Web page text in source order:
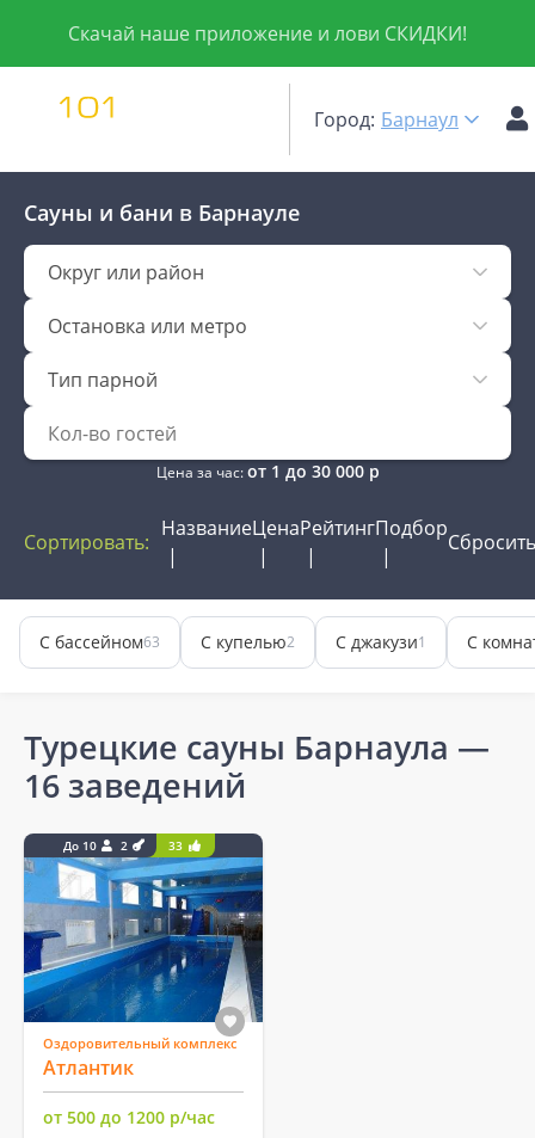
Скачай наше приложение и лови СКИДКИ!
Город: Барнаул
Сауны и бани в Барнауле
Округ или район
Остановка или метро
Тип парной
Цена за час:от 1 до 30 000р
Сортировать:
НазваниеЦенаРейтингПодбор
Сбросить
С бассейном63 С купелью2 С джакузи1 С
Турецкие сауны Барнаула —
16 заведений
До 10 2 33
Оздоровительный комплекс
Атлантик
от 500 до 1200 р/час